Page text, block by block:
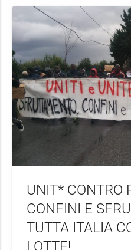
UNIT* CONTRO
CONFINI E
TUTTA ITALIA
LOTTE!